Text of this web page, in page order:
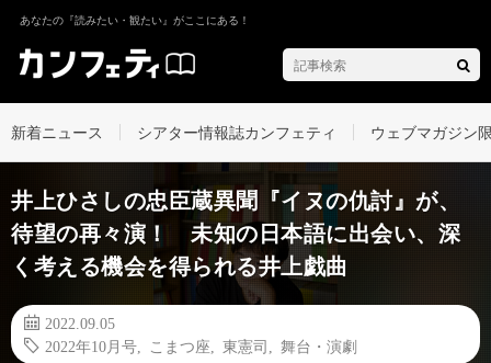
あなたの『読みたい・観たい』がここにある！
新着ニュース シアター情報誌カンフェティ ウェブマガジン
井上ひさしの忠臣蔵異聞『イヌの仇討』が、
待望の再々演！ 未知の日本語に出会い、深
く考える機会を得られる井上戯曲
2022.09.05
2022年10月号
こまつ座 東憲司 舞台・演劇